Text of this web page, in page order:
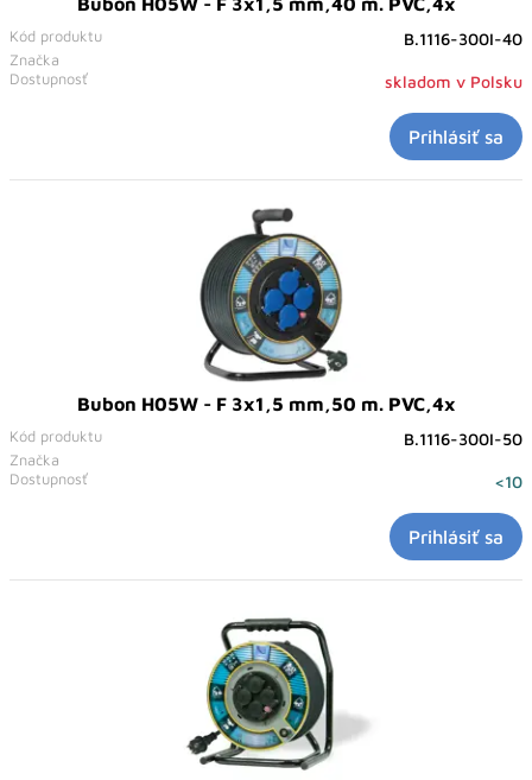
Značka
Kód produktu B.1116-300I-40
Dostupnosť skladom v Polsku
Prihlásiť sa
Bubon H05W - F 3x1,5 mm,50 m. PVC,4x
Značka
Kód produktu B.1116-300I-50
Dostupnosť <10
Prihlásiť sa